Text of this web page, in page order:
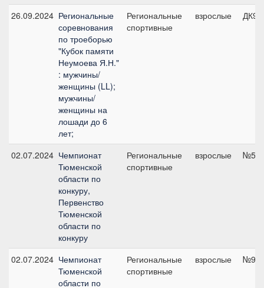
26.09.2024 Региональные
соревнования
по троеборью
"Кубок памяти
Неумоева Я.Н."
: мужчины/
женщины (LL);
мужчины/
женщины на
лошади до 6
лет;
Региональные
спортивные
взрослые ДК90
02.07.2024 Чемпионат
Тюменской
области по
конкуру,
Первенство
Тюменской
области по
конкуру
Региональные
спортивные
взрослые №5,
02.07.2024 Чемпионат
Тюменской
области по
Региональные
спортивные
взрослые №9,